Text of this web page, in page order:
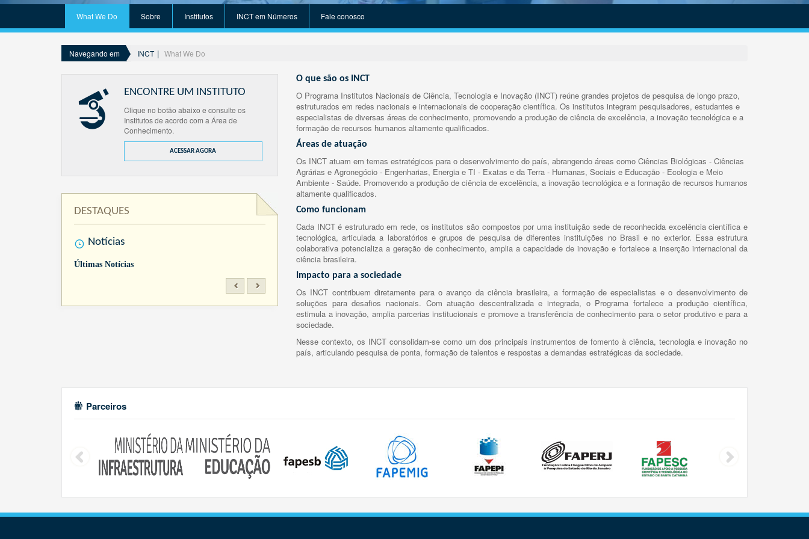
What We Do Sobre Institutos INCT em Números Fale conosco
Navegando em INCT What We Do
ENCONTRE UM INSTITUTO
Clique no botão abaixo e consulte os
Institutos de acordo com a Área de
Conhecimento.
ACESSAR AGORA
DESTAQUES
Notícias
Últimas Notícias
O que são os INCT
O Programa Institutos Nacionais de Ciência, Tecnologia e Inovação (INCT) reúne grandes projetos de pesquisa de longo prazo,
estruturados em redes nacionais e internacionais de cooperação científica. Os institutos integram pesquisadores, estudantes e
especialistas de diversas áreas de conhecimento, promovendo a produção de ciência de excelência, a inovação tecnológica e a
formação de recursos humanos altamente qualificados.
Áreas de atuação
Os INCT atuam em temas estratégicos para o desenvolvimento do país, abrangendo áreas como Ciências Biológicas - Ciências
Agrárias e Agronegócio - Engenharias, Energia e TI - Exatas e da Terra - Humanas, Sociais e Educação - Ecologia e Meio
Ambiente - Saúde. Promovendo a produção de ciência de excelência, a inovação tecnológica e a formação de recursos humanos
altamente qualificados.
Como funcionam
Cada INCT é estruturado em rede, os institutos são compostos por uma instituição sede de reconhecida excelência científica e
tecnológica, articulada a laboratórios e grupos de pesquisa de diferentes instituições no Brasil e no exterior. Essa estrutura
colaborativa potencializa a geração de conhecimento, amplia a capacidade de inovação e fortalece a inserção internacional da
ciência brasileira.
Impacto para a sociedade
Os INCT contribuem diretamente para o avanço da ciência brasileira, a formação de especialistas e o desenvolvimento de
soluções para desafios nacionais. Com atuação descentralizada e integrada, o Programa fortalece a produção científica,
estimula a inovação, amplia parcerias institucionais e promove a transferência de conhecimento para o setor produtivo e para a
sociedade.
Nesse contexto, os INCT consolidam-se como um dos principais instrumentos de fomento à ciência, tecnologia e inovação no
país, articulando pesquisa de ponta, formação de talentos e respostas a demandas estratégicas da sociedade.
Parceiros